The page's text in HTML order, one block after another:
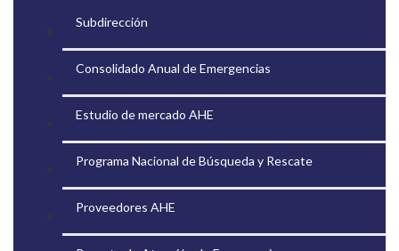
Subdirección
Consolidado Anual de Emergencias
Estudio de mercado AHE
Programa Nacional de Búsqueda y Rescate
Proveedores AHE